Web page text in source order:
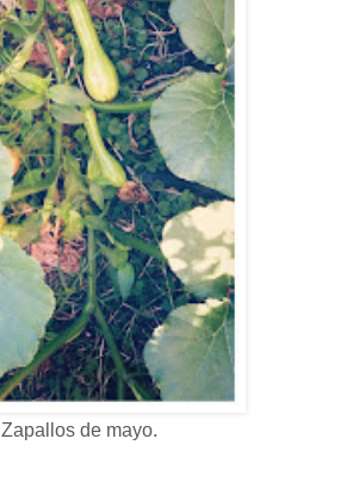
Zapallos de mayo.